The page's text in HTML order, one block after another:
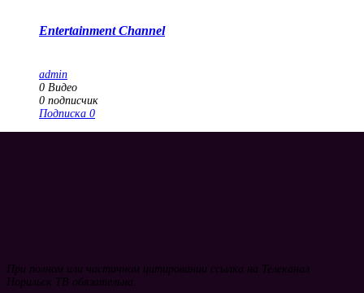
Entertainment Channel
admin
0 Видео
0 подписчик
Подписка 0
При полном или частичном цитировании ссылка на Телеканал
Норильск ТВ обязательна.